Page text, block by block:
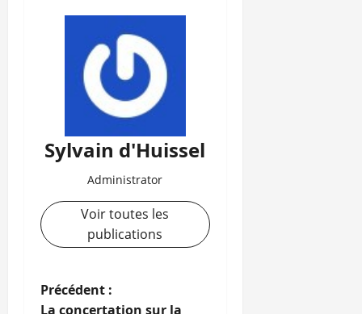
Sylvain d'Huissel
Administrator
Voir toutes les
publications
N
Précédent :
La concertation sur la